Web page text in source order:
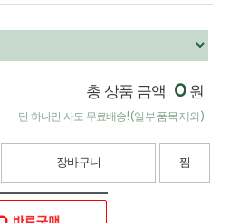
총 상품 금액 0 원
단 하나만 사도 무료배송! (일부 품목 제외)
장바구니 찜